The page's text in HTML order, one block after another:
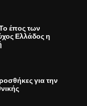
έπος των
Ελλάδος η
για την